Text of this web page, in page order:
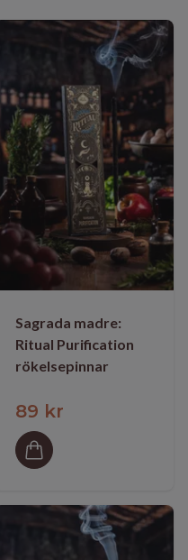
Sagrada madre:
Ritual Purification
rökelsepinnar
89 kr